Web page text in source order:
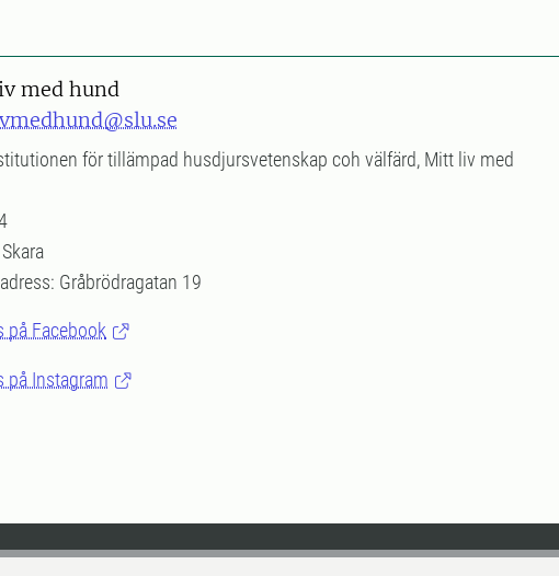
med hund
för tillämpad husdjursvetenskap coh välfärd, Mitt liv med
Gråbrödragatan 19
på Facebook
på Instagram